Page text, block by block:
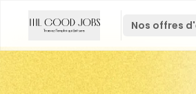
Nos offres